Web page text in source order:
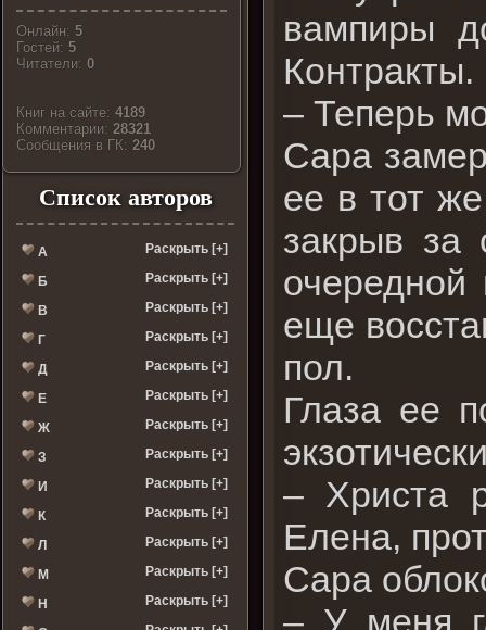
Онлайн: 5
Гостей: 5
Читатели:0
Книг на сайте:4189
Комментарии:28321
Cообщения в ГК:240
Список авторов
А Раскрыть [+]
Б Раскрыть [+]
В Раскрыть [+]
Г Раскрыть [+]
Д Раскрыть [+]
Е Раскрыть [+]
Ж Раскрыть [+]
З Раскрыть [+]
И Раскрыть [+]
К Раскрыть [+]
Л Раскрыть [+]
М Раскрыть [+]
Н Раскрыть [+]
вампиры
Контракты.
– Теперь
Сара
ее в тот
закрыв
очередной
еще
пол.
Глаза ее
– Христа
Елена,
Сара
– У меня